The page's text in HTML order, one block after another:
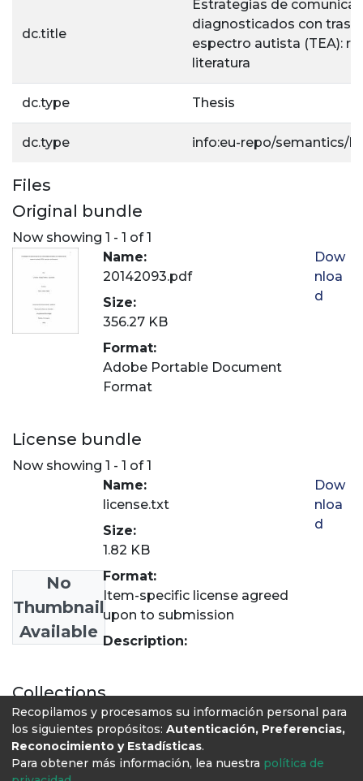
dc.title
Estrategias de
diagnosticados con
espectro autista (TEA):
literatura
dc.type Thesis
dc.type info:eu-repo/semantics/
Files
Original bundle
Now showing 1 - 1 of 1
Name:
20142093.pdf
Size:
356.27 KB
Format:
Adobe Portable Document
Format
Dow
nloa
d
License bundle
Now showing 1 - 1 of 1
No
Thumbnail
Available
Name:
license.txt
Size:
1.82 KB
Format:
Item-specific license agreed
upon to submission
Description:
Dow
nloa
d
Collections
Psicología
Recopilamos y procesamos su información personal para
los siguientes propósitos: Autenticación, Preferencias,
Reconocimiento y Estadísticas.
Para obtener más información, lea nuestra política de